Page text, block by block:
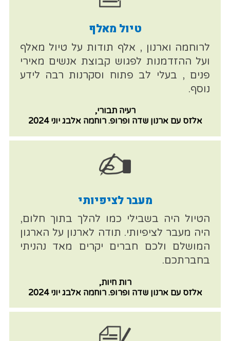
טיול מאלף
לרוחמה וארנון , אלף תודות על טיול מאלף
ועל ההזדמנות לפגוש קבוצת אנשים מאירי
פנים , בעלי לב פתוח וסקרנות רבה לידע
נוסף.
רעיה תבורי,
אלזס עם ארנון שדה ופרופ. רוחמה אלבג יוני 2024
מעבר לציפיותי
הטיול היה בשבילי כמו להלך בתוך חלום,
היה מעבר לציפיותי. תודה לארנון על הארגון
המושלם ולכם חברים יקרים מאד נהניתי
בחברתכם.
רות חיות,
אלזס עם ארנון שדה ופרופ. רוחמה אלבג יוני 2024